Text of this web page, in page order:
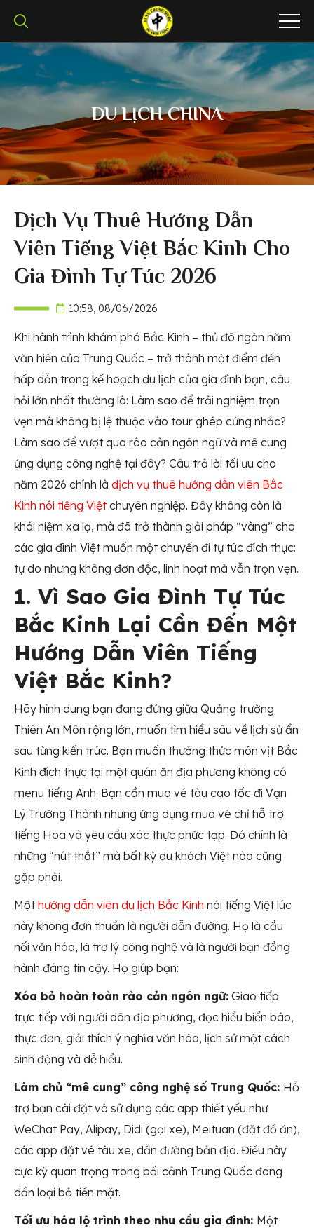
DU LỊCH CHINA
Dịch Vụ Thuê Hướng Dẫn
Viên Tiếng Việt Bắc Kinh Cho
Gia Đình Tự Túc 2026
10:58, 08/06/2026
Khi hành trình khám phá Bắc Kinh – thủ đô ngàn năm
văn hiến của Trung Quốc – trở thành một điểm đến
hấp dẫn trong kế hoạch du lịch của gia đình bạn, câu
hỏi lớn nhất thường là: Làm sao để trải nghiệm trọn
vẹn mà không bị lệ thuộc vào tour ghép cứng nhắc?
Làm sao để vượt qua rào cản ngôn ngữ và mê cung
ứng dụng công nghệ tại đây? Câu trả lời tối ưu cho
năm 2026 chính là dịch vụ thuê hướng dẫn viên Bắc
Kinh nói tiếng Việtchuyên nghiệp. Đây không còn là
khái niệm xa lạ, mà đã trở thành giải pháp “vàng” cho
các gia đình Việt muốn một chuyến đi tự túc đích thực:
tự do nhưng không đơn độc, linh hoạt mà vẫn trọn vẹn.
1. Vì Sao Gia Đình Tự Túc
Bắc Kinh Lại Cần Đến Một
Hướng Dẫn Viên Tiếng
Việt Bắc Kinh?
Hãy hình dung bạn đang đứng giữa Quảng trường
Thiên An Môn rộng lớn, muốn tìm hiểu sâu về lịch sử ẩn
sau từng kiến trúc. Bạn muốn thưởng thức món vịt Bắc
Kinh đích thực tại một quán ăn địa phương không có
menu tiếng Anh. Bạn cần mua vé tàu cao tốc đi Vạn
Lý Trường Thành nhưng ứng dụng mua vé chỉ hỗ trợ
tiếng Hoa và yêu cầu xác thực phức tạp. Đó chính là
những “nút thắt” mà bất kỳ du khách Việt nào cũng
gặp phải.
Mộthướng dẫn viên du lịch Bắc Kinh nói tiếng Việt lúc
này không đơn thuần là người dẫn đường. Họ là cầu
nối văn hóa, là trợ lý công nghệ và là người bạn đồng
hành đáng tin cậy. Họ giúp bạn:
Xóa bỏ hoàn toàn rào cản ngôn ngữ: Giao tiếp
trực tiếp với người dân địa phương, đọc hiểu biển báo,
thực đơn, giải thích ý nghĩa văn hóa, lịch sử một cách
sinh động và dễ hiểu.
Làm chủ “mê cung” công nghệ số Trung Quốc: Hỗ
trợ bạn cài đặt và sử dụng các app thiết yếu như
WeChat Pay, Alipay, Didi (gọi xe), Meituan (đặt đồ ăn),
các app đặt vé tàu xe, dẫn đường bản địa. Điều này
cực kỳ quan trọng trong bối cảnh Trung Quốc đang
dần loại bỏ tiền mặt.
Tối ưu hóa lộ trình theo nhu cầu gia đình: Một